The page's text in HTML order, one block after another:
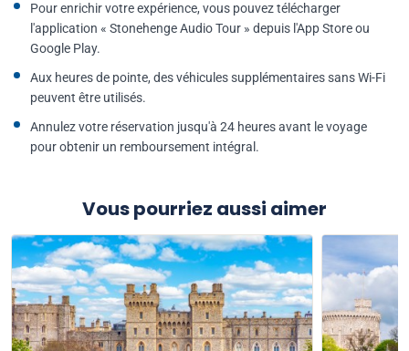
Pour enrichir votre expérience, vous pouvez télécharger
l'application « Stonehenge Audio Tour » depuis l'App Store ou
Google Play.
Aux heures de pointe, des véhicules supplémentaires sans Wi-Fi
peuvent être utilisés.
Annulez votre réservation jusqu'à 24 heures avant le voyage
pour obtenir un remboursement intégral.
Vous pourriez aussi aimer